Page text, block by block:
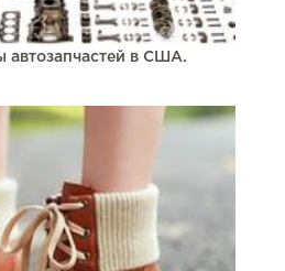
автозапчастей в США.